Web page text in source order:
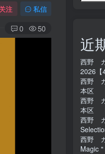
关注 私信
0 50
近
西野
2026【
西野
本区
西野
本区
西野
西野
Magic